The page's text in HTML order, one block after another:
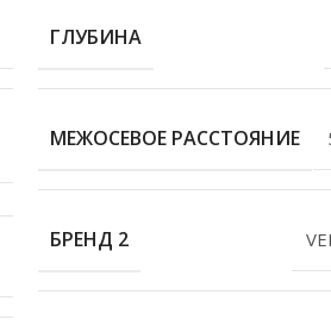
ГЛУБИНА
МЕЖОСЕВОЕ РАССТОЯНИЕ
БРЕНД 2